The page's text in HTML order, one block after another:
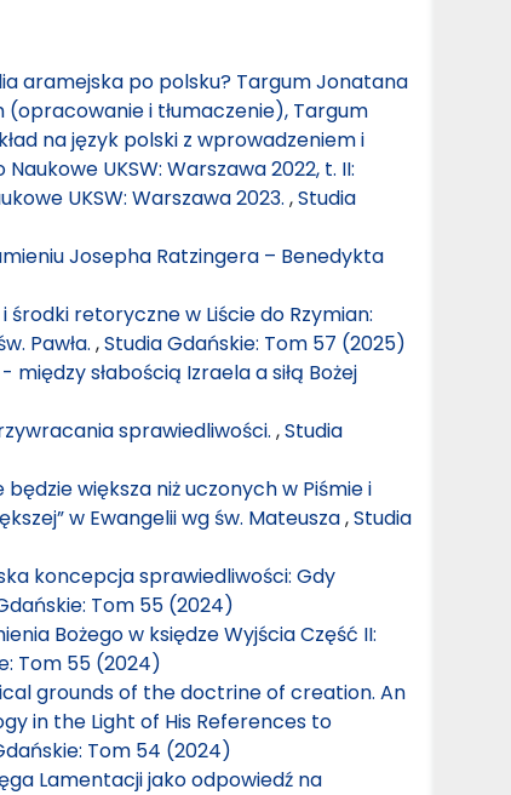
aramejska po polsku? Targum Jonatana
i tłumaczenie), Targum
na język polski z wprowadzeniem i
UKSW: Warszawa 2022, t. II:
UKSW: Warszawa 2023. ,Studia
Josepha Ratzingera – Benedykta
retoryczne w Liście do Rzymian:
Pawła. ,Studia Gdańskie: Tom 57 (2025)
między słabością Izraela a siłą Bożej
sprawiedliwości. ,Studia
większa niż uczonych w Piśmie i
w Ewangelii wg św. Mateusza,Studia
koncepcja sprawiedliwości: Gdy
Tom 55 (2024)
Bożego w księdze Wyjścia Część II:
Tom 55 (2024)
grounds of the doctrine of creation. An
in the Light of His References to
Tom 54 (2024)
Lamentacji jako odpowiedź na